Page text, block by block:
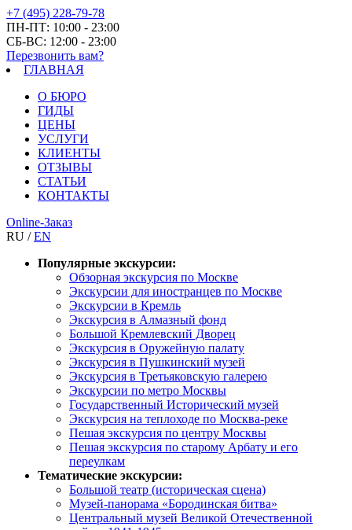
+7 (495) 228-79-78
ПН-ПТ: 10:00 - 23:00
СБ-ВС: 12:00 - 23:00
Перезвонить вам?
ГЛАВНАЯ
О БЮРО
ГИДЫ
ЦЕНЫ
УСЛУГИ
КЛИЕНТЫ
ОТЗЫВЫ
СТАТЬИ
КОНТАКТЫ
Online-Заказ
RU /EN
Популярные экскурсии:
Обзорная экскурсия по Москве
Экскурсии для иностранцев по Москве
Экскурсии в Кремль
Экскурсия в Алмазный фонд
Большой Кремлевский Дворец
Экскурсия в Оружейную палату
Экскурсия в Пушкинский музей
Экскурсия в Третьяковскую галерею
Экскурсии по метро Москвы
Государственный Исторический музей
Экскурсия на теплоходе по Москва-реке
Пешая экскурсия по центру Москвы
Пешая экскурсия по старому Арбату и его
переулкам
Тематические экскурсии:
Большой театр (историческая сцена)
Музей-панорама «Бородинская битва»
Центральный музей Великой Отечественной